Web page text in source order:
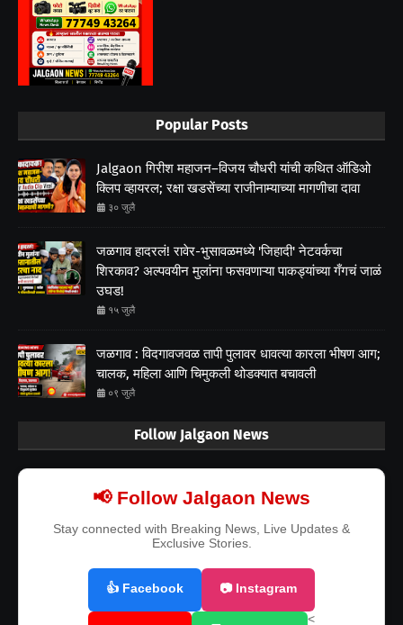
Popular Posts
Jalgaon गिरीश महाजन–विजय चौधरी यांची कथित ऑडिओ
क्लिप व्हायरल; रक्षा खडसेंच्या राजीनाम्याच्या मागणीचा दावा
३० जुलै
जळगाव हादरलं! रावेर-भुसावळमध्ये 'जिहादी' नेटवर्कचा
शिरकाव? अल्पवयीन मुलांना फसवणाऱ्या पाकड्यांच्या गँगचं जाळं
उघड!
१५ जुलै
जळगाव : विदगावजवळ तापी पुलावर धावत्या कारला भीषण आग;
चालक, महिला आणि चिमुकली थोडक्यात बचावली
०९ जुलै
Follow Jalgaon News
📢 Follow Jalgaon News
Stay connected with Breaking News, Live Updates &
Exclusive Stories.
👍 Facebook 📷 Instagram
<